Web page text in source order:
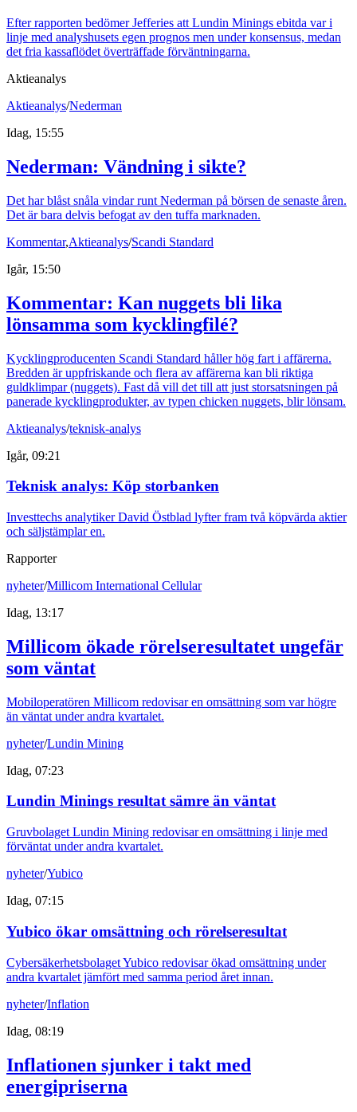
Efter rapporten bedömer Jefferies att Lundin Minings ebitda var i
linje med analyshusets egen prognos men under konsensus, medan
det fria kassaflödet överträffade förväntningarna.
Aktieanalys
Aktieanalys/Nederman
Idag, 15:55
Nederman: Vändning i sikte?
Det har blåst snåla vindar runt Nederman på börsen de senaste åren.
Det är bara delvis befogat av den tuffa marknaden.
Kommentar,Aktieanalys/Scandi Standard
Igår, 15:50
Kommentar: Kan nuggets bli lika
lönsamma som kycklingfilé?
Kycklingproducenten Scandi Standard håller hög fart i affärerna.
Bredden är uppfriskande och flera av affärerna kan bli riktiga
guldklimpar (nuggets). Fast då vill det till att just storsatsningen på
panerade kycklingprodukter, av typen chicken nuggets, blir lönsam.
Aktieanalys/teknisk-analys
Igår, 09:21
Teknisk analys: Köp storbanken
Investtechs analytiker David Östblad lyfter fram två köpvärda aktier
och säljstämplar en.
Rapporter
nyheter/Millicom International Cellular
Idag, 13:17
Millicom ökade rörelseresultatet ungefär
som väntat
Mobiloperatören Millicom redovisar en omsättning som var högre
än väntat under andra kvartalet.
nyheter/Lundin Mining
Idag, 07:23
Lundin Minings resultat sämre än väntat
Gruvbolaget Lundin Mining redovisar en omsättning i linje med
förväntat under andra kvartalet.
nyheter/Yubico
Idag, 07:15
Yubico ökar omsättning och rörelseresultat
Cybersäkerhetsbolaget Yubico redovisar ökad omsättning under
andra kvartalet jämfört med samma period året innan.
nyheter/Inflation
Idag, 08:19
Inflationen sjunker i takt med
energipriserna